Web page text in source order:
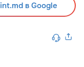
в Google